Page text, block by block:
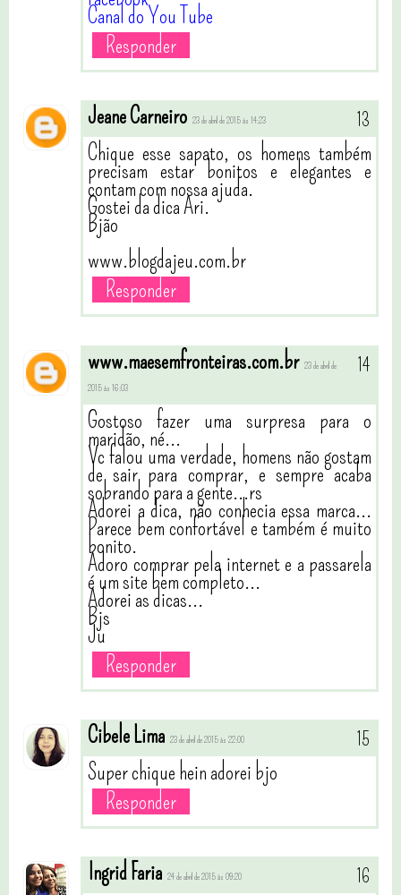
Canal do You Tube
Responder
Jeane Carneiro 23 de abril de 2015 às 14:23
Chique esse sapato, os homens também
precisam estar bonitos e elegantes e
contam com nossa ajuda.
Gostei da dica Ari.
Bjão
www.blogdajeu.com.br
Responder
www.maesemfronteiras.com.br 23 de abril de
2015 às 16:03
Gostoso fazer uma surpresa para o
maridão, né...
Vc falou uma verdade, homens não gostam
de sair para comprar, e sempre acaba
sobrando para a gente...rs
Adorei a dica, não conhecia essa marca...
Parece bem confortável e também é muito
bonito.
Adoro comprar pela internet e a passarela
é um site bem completo...
Adorei as dicas...
Bjs
Ju
Responder
Cibele Lima 23 de abril de 2015 às 22:00
Super chique hein adorei bjo
Responder
Ingrid Faria 24 de abril de 2015 às 09:20